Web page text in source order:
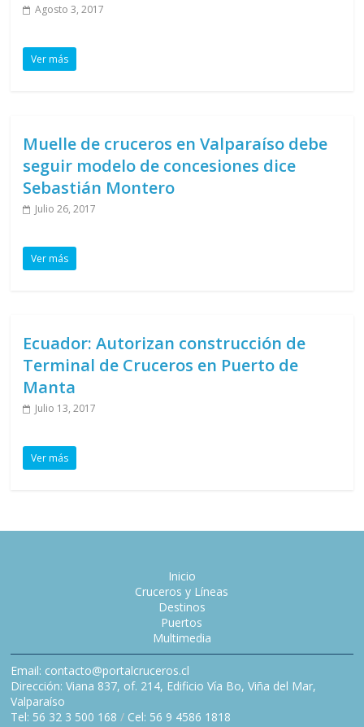
Agosto 3, 2017
Ver más
Muelle de cruceros en Valparaíso debe
seguir modelo de concesiones dice
Sebastián Montero
Julio 26, 2017
Ver más
Ecuador: Autorizan construcción de
Terminal de Cruceros en Puerto de
Manta
Julio 13, 2017
Ver más
Inicio
Cruceros y Líneas
Destinos
Puertos
Multimedia
Email: contacto@portalcruceros.cl
Dirección: Viana 837, of. 214, Edificio Vía Bo, Viña del Mar,
Valparaíso
Tel: 56 32 3 500 168 / Cel: 56 9 4586 1818